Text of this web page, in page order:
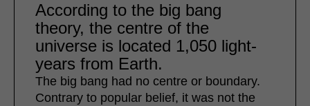
According to the big bang
theory, the centre of the
universe is located 1,050 light-
years from Earth.
The big bang had no centre or boundary.
Contrary to popular belief, it was not the